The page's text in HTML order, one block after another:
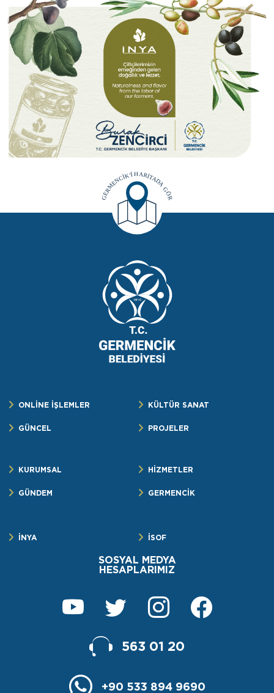
ONLİNE İŞLEMLER KÜLTÜR SANAT
GÜNCEL PROJELER
KURUMSAL HİZMETLER
GÜNDEM GERMENCİK
İNYA İSOF
SOSYAL MEDYA
HESAPLARIMIZ
563 01 20
+90 533 894 9690